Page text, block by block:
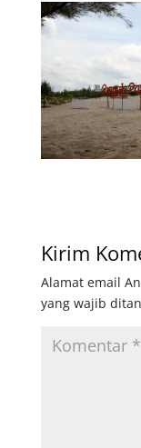
Kirim
Alamat email
yang wajib